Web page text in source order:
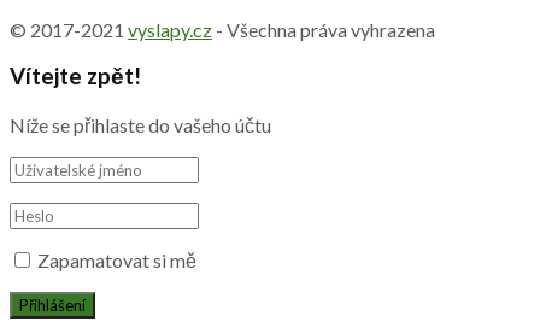
© 2017-2021 vyslapy.cz - Všechna práva vyhrazena
Vítejte zpět!
Níže se přihlaste do vašeho účtu
Zapamatovat si mě